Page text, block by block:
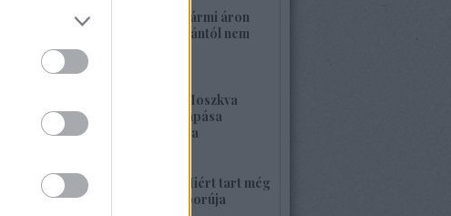
1421. BEKIÁLTÁS: Bármi áron
megszabadulni Orbántól nem
kell félnetek jó lesz!
2026. május 25. 19:37
1420. BEKIÁLTÁS: Moszkva
nagyerejű válaszcsapása
ukrajnai célpontokra
1419. BEKIÁLTÁS: Miért tart még
sokáig a Nyugat háborúja